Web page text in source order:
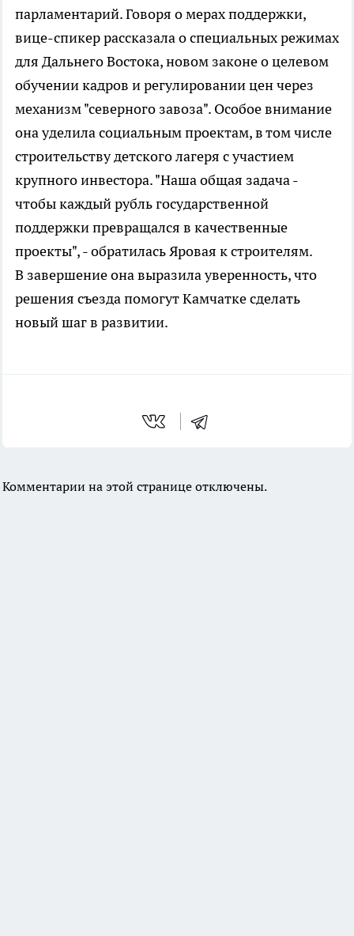
парламентарий. Говоря о мерах поддержки,
вице-спикер рассказала о специальных режимах
для Дальнего Востока, новом законе о целевом
обучении кадров и регулировании цен через
механизм "северного завоза". Особое внимание
она уделила социальным проектам, в том числе
строительству детского лагеря с участием
крупного инвестора. "Наша общая задача -
чтобы каждый рубль государственной
поддержки превращался в качественные
проекты", - обратилась Яровая к строителям.
В завершение она выразила уверенность, что
решения съезда помогут Камчатке сделать
новый шаг в развитии.
Комментарии на этой странице отключены.